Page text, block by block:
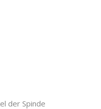
der Spinde